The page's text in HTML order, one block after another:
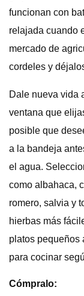
funcionan con
relajada cuando
mercado de
cordeles y
Dale nueva vida
ventana que
posible que
a la bandeja
el agua.
como albahaca,
romero, salvia y
hierbas más
platos pequeños
para cocinar
Cómpralo: